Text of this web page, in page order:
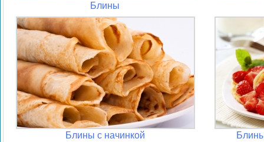
Блины
Блины с начинкой